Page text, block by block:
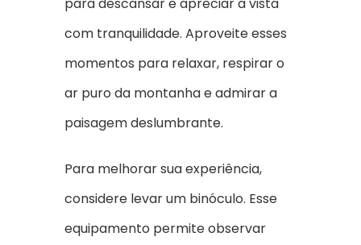
com tranquilidade. Aproveite esses
momentos para relaxar, respirar o
ar puro da montanha e admirar a
paisagem deslumbrante.
Para melhorar sua experiência,
considere levar um binóculo. Esse
equipamento permite observar